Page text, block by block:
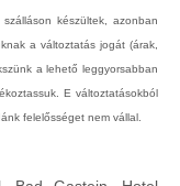
készültek, azonban
a változtatás jogát (árak,
a lehető leggyorsabban
E változtatásokból
felelősséget nem vállal.